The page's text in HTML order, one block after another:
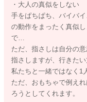
・大人の真似をしない
手をぱちぱち、バイバ
の動作をまったく真似
で…
ただ、指さしは自分の
指さしますが、行きたい
私たちと一緒ではなく1
ただ、おもちゃで例え
ろうとしてくれます。